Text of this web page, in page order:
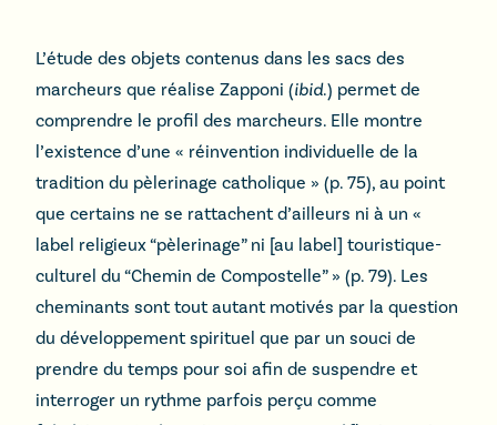
L’étude des objets contenus dans les sacs des
marcheurs que réalise Zapponi (ibid.) permet de
comprendre le profil des marcheurs. Elle montre
l’existence d’une « réinvention individuelle de la
tradition du pèlerinage catholique » (p. 75), au point
que certains ne se rattachent d’ailleurs ni à un «
label religieux “pèlerinage” ni [au label] touristique-
culturel du “Chemin de Compostelle” » (p. 79). Les
cheminants sont tout autant motivés par la question
du développement spirituel que par un souci de
prendre du temps pour soi afin de suspendre et
interroger un rythme parfois perçu comme